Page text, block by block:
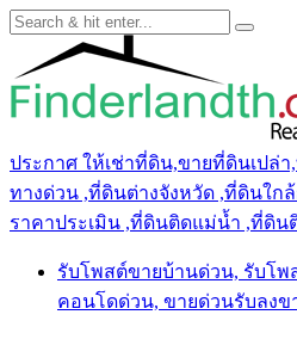
ประกาศ ให้เช่าที่ดิน,ขายที่ดินเปล่
ทางด่วน ,ที่ดินต่างจังหวัด ,ที่ดินใก
ราคาประเมิน ,ที่ดินติดแม่น้ำ ,ที่ดิน
รับโพสต์ขายบ้านด่วน, รับโ
คอนโดด่วน, ขายด่วนรับลงข